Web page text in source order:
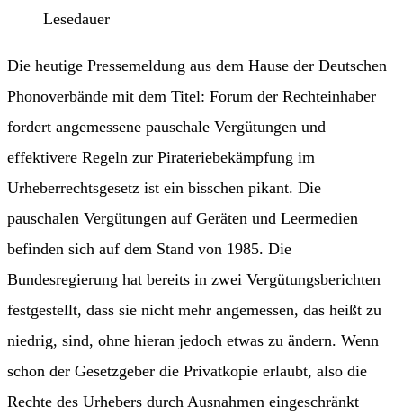
Lesedauer
Die heutige Pressemeldung aus dem Hause der Deutschen
Phonoverbände mit dem Titel: Forum der Rechteinhaber
fordert angemessene pauschale Vergütungen und
effektivere Regeln zur Pirateriebekämpfung im
Urheberrechtsgesetz ist ein bisschen pikant. Die
pauschalen Vergütungen auf Geräten und Leermedien
befinden sich auf dem Stand von 1985. Die
Bundesregierung hat bereits in zwei Vergütungsberichten
festgestellt, dass sie nicht mehr angemessen, das heißt zu
niedrig, sind, ohne hieran jedoch etwas zu ändern. Wenn
schon der Gesetzgeber die Privatkopie erlaubt, also die
Rechte des Urhebers durch Ausnahmen eingeschränkt